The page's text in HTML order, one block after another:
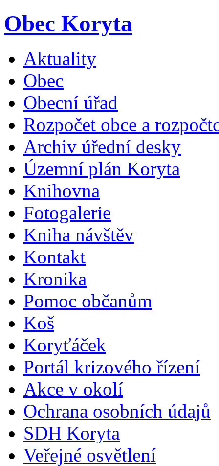
Obec Koryta
Aktuality
Obec
Obecní úřad
Rozpočet obce a
Archiv úřední desky
Územní plán Koryta
Knihovna
Fotogalerie
Kniha návštěv
Kontakt
Kronika
Pomoc občanům
Koš
Koryťáček
Portál krizového řízení
Akce v okolí
Ochrana osobních údajů
SDH Koryta
Veřejné osvětlení